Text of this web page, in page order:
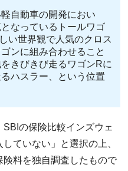
自動車の開発におい
なっているトールワゴ
い世界観で人気のクロス
ンに組み合わせること
きびきび走るワゴンRに
ハスラー、という位置
の保険比較インズウェ
ていない」と選択の上、
料を独自調査したもので